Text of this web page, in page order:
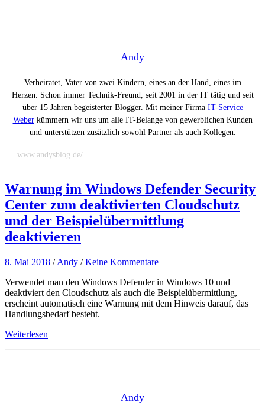
Andy
Verheiratet, Vater von zwei Kindern, eines an der Hand, eines im
Herzen. Schon immer Technik-Freund, seit 2001 in der IT tätig und seit
über 15 Jahren begeisterter Blogger. Mit meiner Firma IT-Service
Weberkümmern wir uns um alle IT-Belange von gewerblichen Kunden
und unterstützen zusätzlich sowohl Partner als auch Kollegen.
www.andysblog.de/
Warnung im Windows Defender Security
Center zum deaktivierten Cloudschutz
und der Beispielübermittlung
deaktivieren
8. Mai 2018 /Andy /Keine Kommentare
Verwendet man den Windows Defender in Windows 10 und
deaktiviert den Cloudschutz als auch die Beispielübermittlung,
erscheint automatisch eine Warnung mit dem Hinweis darauf, das
Handlungsbedarf besteht.
Weiterlesen
Andy